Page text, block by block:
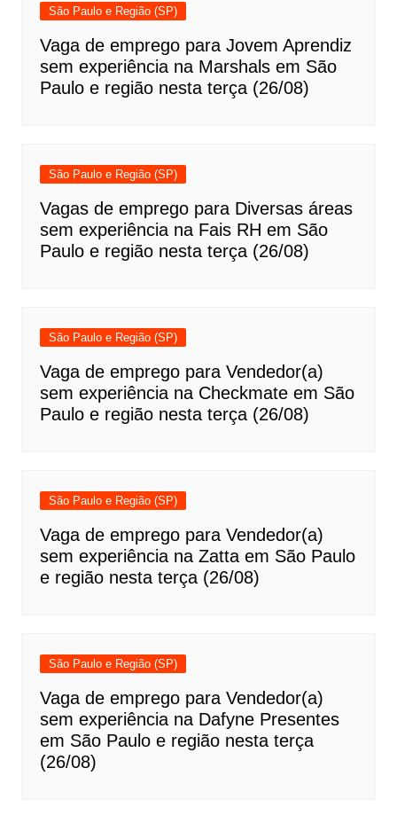
São Paulo e Região (SP)
Vaga de emprego para Jovem Aprendiz
sem experiência na Marshals em São
Paulo e região nesta terça (26/08)
São Paulo e Região (SP)
Vagas de emprego para Diversas áreas
sem experiência na Fais RH em São
Paulo e região nesta terça (26/08)
São Paulo e Região (SP)
Vaga de emprego para Vendedor(a)
sem experiência na Checkmate em São
Paulo e região nesta terça (26/08)
São Paulo e Região (SP)
Vaga de emprego para Vendedor(a)
sem experiência na Zatta em São Paulo
e região nesta terça (26/08)
São Paulo e Região (SP)
Vaga de emprego para Vendedor(a)
sem experiência na Dafyne Presentes
em São Paulo e região nesta terça
(26/08)